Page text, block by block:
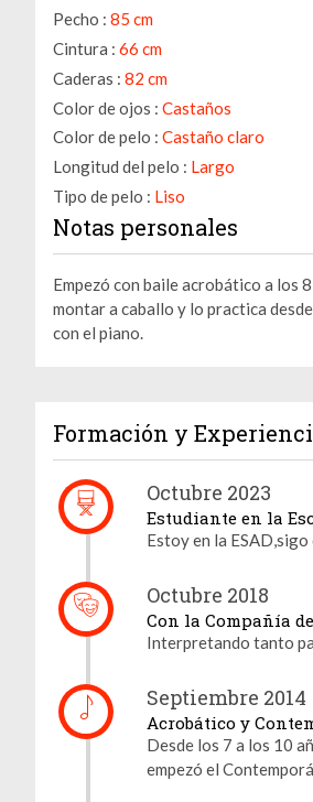
Pecho : 85 cm
Cintura : 66 cm
Caderas : 82 cm
Color de ojos : Castaños
Color de pelo : Castaño claro
Longitud del pelo : Largo
Tipo de pelo : Liso
Notas personales
Empezó con baile acrobático a los
montar a caballo y lo practica
con el piano.
Formación y
Octubre 2023
Estudiante en la
Estoy en la
Octubre 2018
Con la Compañía
Interpretando tanto
Septiembre 2014
Acrobático y
Desde los 7 a los 10
empezó el
Gestión de cookies